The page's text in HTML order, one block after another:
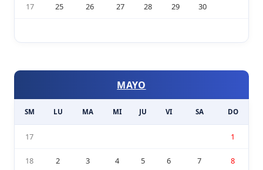
17 25 26 27 28 29 30
MAYO
SM LU MA MI JU VI SA DO
17 1
18 2 3 4 5 6 7 8